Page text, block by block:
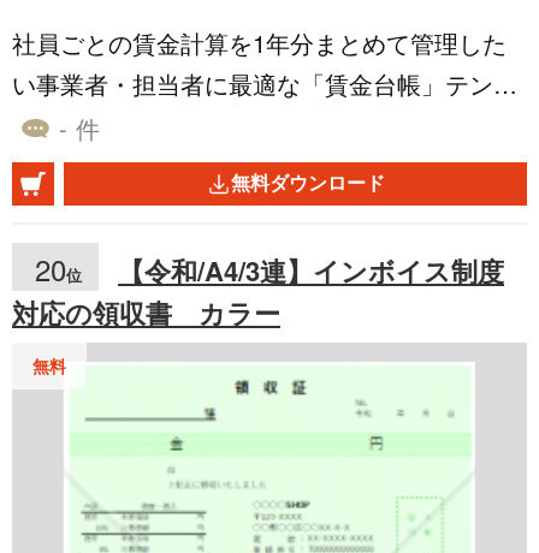
防ぎます。 この表を活用して事前に計画を立て
ることで、見通しを持って行動できるようにな
り、計画性が向上します。また、効率的な時間
管理が実現できるので、生産性が向上し、より
多くの成果を上げることが可能になります。 こ
ちらのテンプレートは、1日用のタイムスケジ
ュール表（Excel版）です。縦レイアウトで作成
しており、無料でダウンロードすることが可能
です。自社のプロジェクトや業務の管理など
に、ぜひご活用ください。
社員ごとの賃金計算を1年分まとめて管理した
い事業者・担当者に最適な「賃金台帳」テンプ
レートです。労働日数・所定労働時間・時間外
労働・月別給与・賞与などの情報を一覧で記録
でき、年間の賃金データを効率的に整理可能で
す。部署名・氏名・社員IDの入力欄が用意され
ているため、個人別の1月から12月までの支給
状況を管理可能です。Excel形式のため手軽に編
集・集計・印刷ができ、コストを抑えながら賃
金台帳を整備できます。 ■賃金台帳とは 労働基
準法第108条に基づき、事業者が従業員ごとに
作成・保管すべき給与記録のひとつです。労働
日数・労働時間・賃金額・賞与・手当などの記
- 件
無料ダウンロード
20位
【令和/A4/3連】インボイス制度
対応の領収書 カラー
無料